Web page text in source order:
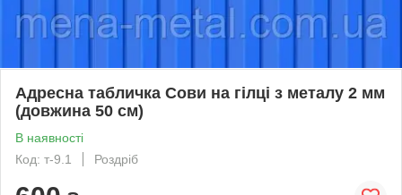
Адресна табличка Сови на гілці з металу 2 мм
(довжина 50 см)
В наявності
Код: т-9.1
Роздріб